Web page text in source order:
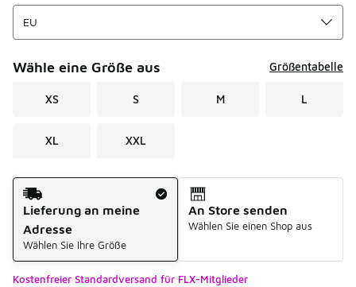
Wähle eine Größe aus Größentabelle
XS S M L
XL XXL
Versandart
Lieferung an meine
Adresse
Wählen Sie Ihre Größe
An Store senden
Wählen Sie einen Shop aus
Kostenfreier Standardversand für FLX-Mitglieder